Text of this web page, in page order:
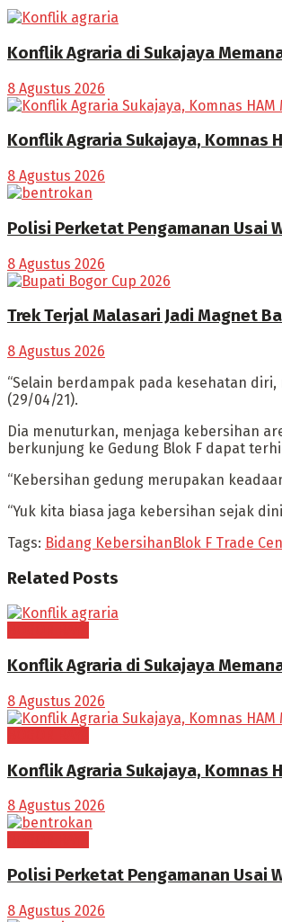
Konflik Agraria di Sukajaya
8 Agustus 2026
Konflik Agraria Sukajaya, Komnas
8 Agustus 2026
Polisi Perketat Pengamanan Usai
8 Agustus 2026
Trek Terjal Malasari Jadi Magnet
8 Agustus 2026
“Selain berdampak pada kesehatan
(29/04/21).
Dia menuturkan, menjaga kebersihan
berkunjung ke Gedung Blok F dapat
“Kebersihan gedung merupakan
“Yuk kita biasa jaga kebersihan sejak
Tags: Bidang KebersihanBlok F Trade
Related Posts
Konflik Agraria di Sukajaya
8 Agustus 2026
Konflik Agraria Sukajaya, Komnas
8 Agustus 2026
Polisi Perketat Pengamanan Usai
8 Agustus 2026